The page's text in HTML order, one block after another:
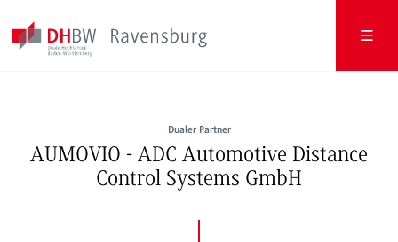
Dualer Partner
AUMOVIO - ADC Automotive Distance
Control Systems GmbH